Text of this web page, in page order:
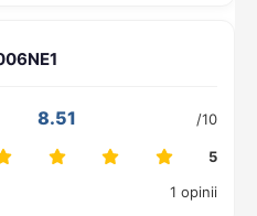
8.51 /10
5
1 opinii